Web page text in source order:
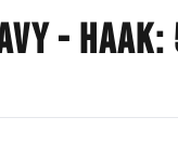
-